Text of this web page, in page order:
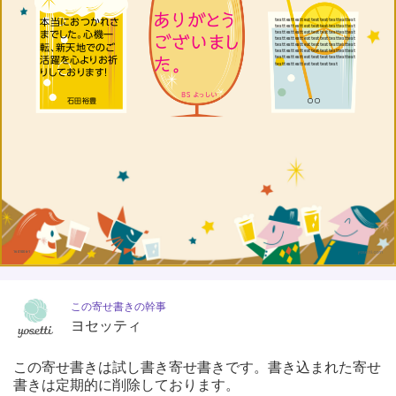
testtesttesttesttesttesttesttesttest
testtesttesttesttesttesttesttesttest
testtesttesttesttesttesttesttesttest
testtesttesttesttesttesttesttesttest
testtesttesttesttesttesttesttesttest
testtesttesttesttesttesttesttesttest
testtesttesttesttesttesttesttesttest
testtesttesttesttesttesttest
〇〇
ありがとう
ございまし
た。
BS よっしい
本当におつかれさ
までした。心機一
転、新天地でのご
活躍を心よりお祈
りしております！
石田裕豊
1601006-1
この寄せ書きの幹事
ヨセッティ
この寄せ書きは試し書き寄せ書きです。書き込まれた寄せ
書きは定期的に削除しております。